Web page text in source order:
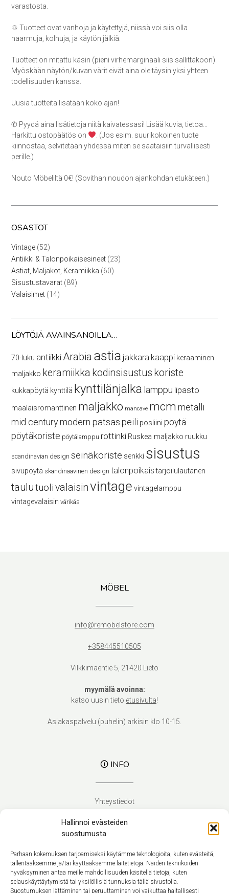
Hallinnoi evästeiden
suostumusta
Parhaan kokemuksen tarjoamiseksi käytämme teknologioita, kuten evästeitä,
tallentaaksemme ja/tai käyttääksemme laitetietoja. Näiden tekniikoiden
hyväksyminen antaa meille mahdollisuuden käsitellä tietoja, kuten
selauskäyttäytymistä tai yksilöllisiä tunnuksia tällä sivustolla.
Suostumuksen jättäminen tai peruuttaminen voi vaikuttaa haitallisesti
varastosta.
♲ Tuotteet ovat vanhoja ja käytettyjä, niissä voi siis olla
naarmuja, kolhuja, ja käytön jälkiä.
Tuotteet on mitattu käsin (pieni virhemarginaali siis sallittakoon).
Myöskään näytön/kuvan värit eivät aina ole täysin yksi yhteen
todellisuuden kanssa.
Uusia tuotteita lisätään koko ajan!
✆ Pyydä aina lisätietoja niitä kaivatessasi! Lisää kuvia, tietoa…
Harkittu ostopäätös on
. (Jos esim. suurikokoinen tuote
kiinnostaa, selvitetään yhdessä miten se saataisiin turvallisesti
perille.)
Nouto Möbeliltä 0€! (Sovithan noudon ajankohdan etukäteen.)
OSASTOT
Vintage 5252
tuotetta
Antiikki & Talonpoikaisesineet 2323
Astiat, Maljakot, Keramiikka 6060
Sisustustavarat 8989
Valaisimet 1414
LÖYTÖJÄ AVAINSANOILLA…
70-luku antiikki Arabia astia jakkara kaappi keraaminen
maljakko keramiikka kodinsisustus koriste
kukkapöytä kynttilä kynttilänjalka lamppu lipasto
maalaisromanttinen maljakko mancave mcm metalli
mid century modern patsaspeili posliini pöytä
pöytäkoriste pöytälamppu rottinki Ruskea maljakko ruukku
scandinavian design seinäkoriste senkki sisustus
sivupöytä skandinaavinen design talonpoikais tarjoilulautanen
taulutuolivalaisinvintage vintagelamppu
vintagevalaisin värikäs
MÖBEL
info@remobelstore.com
+358445510505
Vilkkimäentie 5, 21420 Lieto
myymälä avoinna:
katso uusin tieto etusivulta!
Asiakaspalvelu (puhelin) arkisin klo 10-15.
🛈 INFO
Yhteystiedot
Toimitusehdot
Tietosuojaseloste
Suomi